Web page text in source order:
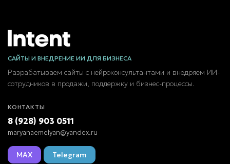
САЙТЫ И ВНЕДРЕНИЕ ИИ ДЛЯ БИЗНЕСА
Разрабатываем сайты с нейроконсультантами и внедряем ИИ-
сотрудников в продажи, поддержку и бизнес-процессы.
КОНТАКТЫ
8 (928) 903 0511
maryanaemelyan@yandex.ru
MAX Telegram